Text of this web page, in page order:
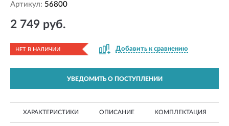
Артикул: 56800
2 749 руб.
НЕТ В НАЛИЧИИ Добавить к сравнению
УВЕДОМИТЬ О ПОСТУПЛЕНИИ
ХАРАКТЕРИСТИКИ ОПИСАНИЕ КОМПЛЕКТАЦИЯ